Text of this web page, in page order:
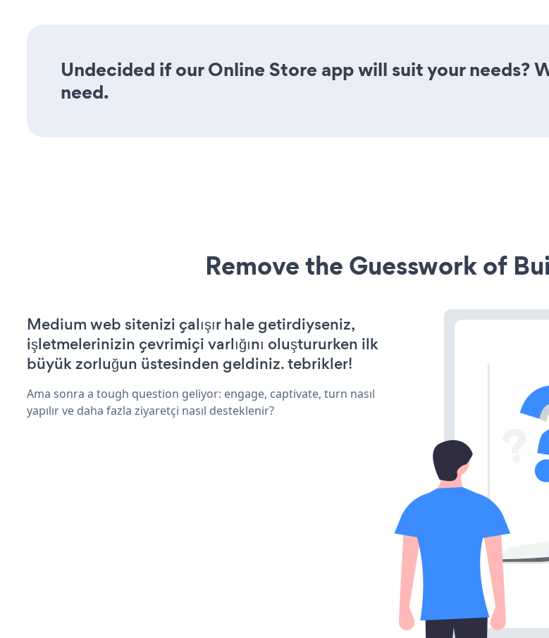
Undecided if our Online Store app will suit your needs?
need.
Remove the Guesswork of
Medium web sitenizi çalışır hale getirdiyseniz,
işletmelerinizin çevrimiçi varlığını oluştururken ilk
büyük zorluğun üstesinden geldiniz. tebrikler!
Ama sonra a tough question geliyor: engage, captivate, turn nasıl
yapılır ve daha fazla ziyaretçi nasıl desteklenir?